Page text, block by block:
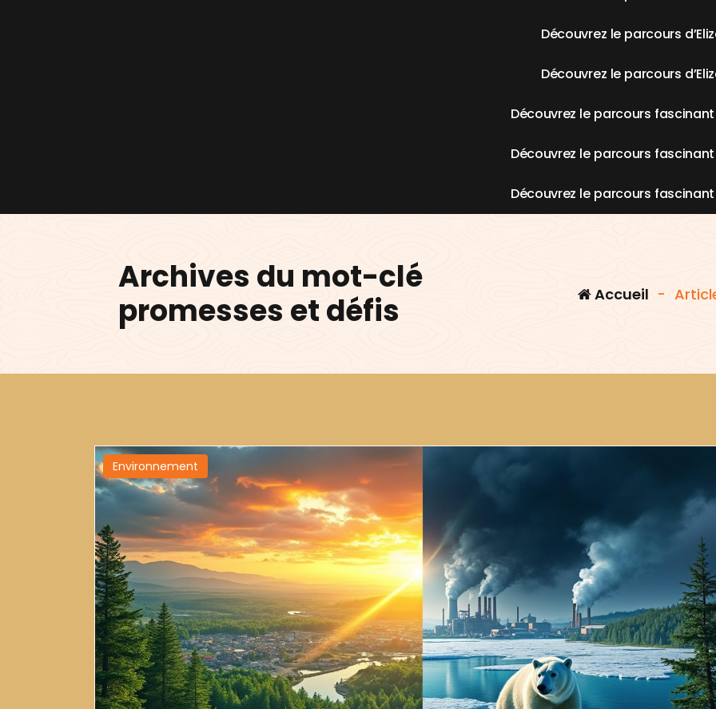
Découvrez le parcours d’Eliz
Découvrez le parcours d’Eliz
Découvrez le parcours fascinant
Découvrez le parcours fascinant
Découvrez le parcours fascinant
Archives du mot-clé
promesses et défis
Accueil -
Environnement